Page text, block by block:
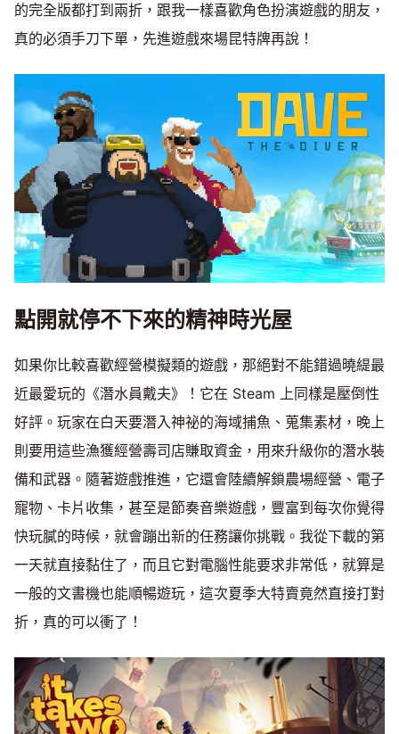
的完全版都打到兩折，跟我一樣喜歡角色扮演遊戲的朋友，
真的必須手刀下單，先進遊戲來場昆特牌再說！
點開就停不下來的精神時光屋
如果你比較喜歡經營模擬類的遊戲，那絕對不能錯過曉緹最
近最愛玩的《潛水員戴夫》！它在 Steam 上同樣是壓倒性
好評。玩家在白天要潛入神祕的海域捕魚、蒐集素材，晚上
則要用這些漁獲經營壽司店賺取資金，用來升級你的潛水裝
備和武器。隨著遊戲推進，它還會陸續解鎖農場經營、電子
寵物、卡片收集，甚至是節奏音樂遊戲，豐富到每次你覺得
快玩膩的時候，就會蹦出新的任務讓你挑戰。我從下載的第
一天就直接黏住了，而且它對電腦性能要求非常低，就算是
一般的文書機也能順暢遊玩，這次夏季大特賣竟然直接打對
折，真的可以衝了！